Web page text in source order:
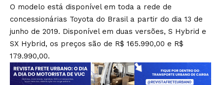
O modelo está disponível em toda a rede de
concessionárias Toyota do Brasil a partir do dia 13 de
junho de 2019. Disponível em duas versões, S Hybrid e
SX Hybrid, os preços são de R$ 165.990,00 e R$
179.990,00.